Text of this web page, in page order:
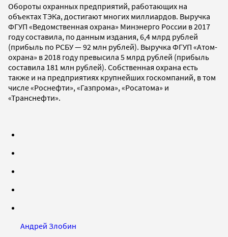
Обороты охранных предприятий, работающих на
объектах ТЭКа, достигают многих миллиардов. Выручка
ФГУП «Ведомственная охрана» Минэнерго России в 2017
году составила, по данным издания, 6,4 млрд рублей
(прибыль по РСБУ — 92 млн рублей). Выручка ФГУП «Атом-
охрана» в 2018 году превысила 5 млрд рублей (прибыль
составила 181 млн рублей). Собственная охрана есть
также и на предприятиях крупнейших госкомпаний, в том
числе «Роснефти», «Газпрома», «Росатома» и
«Транснефти».
Андрей Злобин